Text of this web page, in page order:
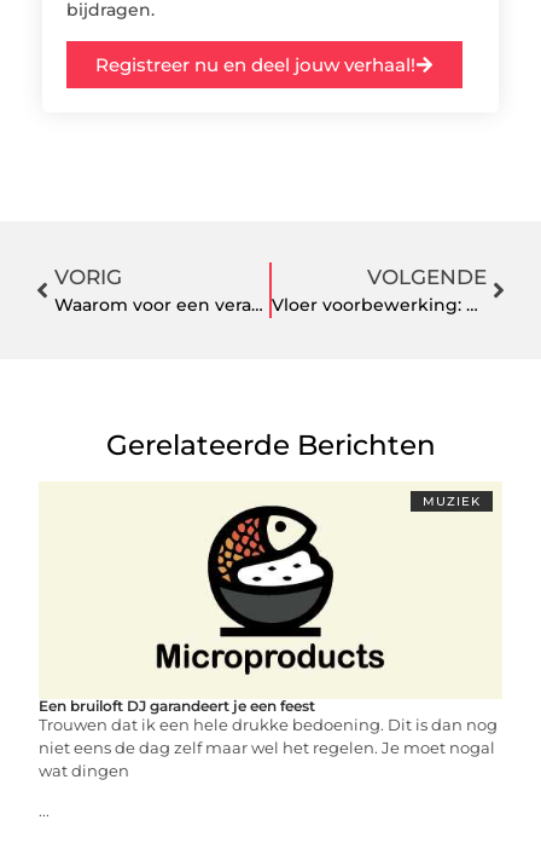
bijdragen.
Registreer nu en deel jouw verhaal!
VORIG
Waarom voor een veranda kiezen?
VOLGENDE
Vloer voorbewerking: de sleutel tot perfectie
Gerelateerde Berichten
MUZIEK
Een bruiloft DJ garandeert je een feest
Trouwen dat ik een hele drukke bedoening. Dit is dan nog
niet eens de dag zelf maar wel het regelen. Je moet nogal
wat dingen
...